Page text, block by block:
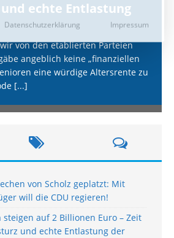
echte Entlastung
von den etablierten Parteien
angeblich keine „finanziellen
eine würdige Altersrente zu
[...]
von Scholz geplatzt: Mit
will die CDU regieren!
auf 2 Billionen Euro – Zeit
und echte Entlastung der